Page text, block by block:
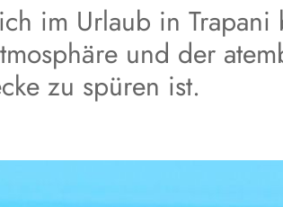
im Urlaub in Trapani
und der
zu spüren ist.